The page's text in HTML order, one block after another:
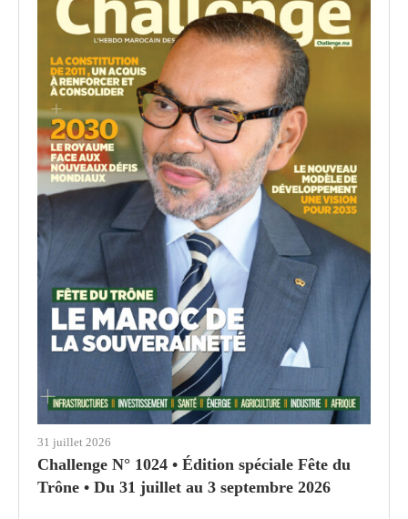
31 juillet 2026
Challenge N° 1024 • Édition spéciale Fête du
Trône • Du 31 juillet au 3 septembre 2026